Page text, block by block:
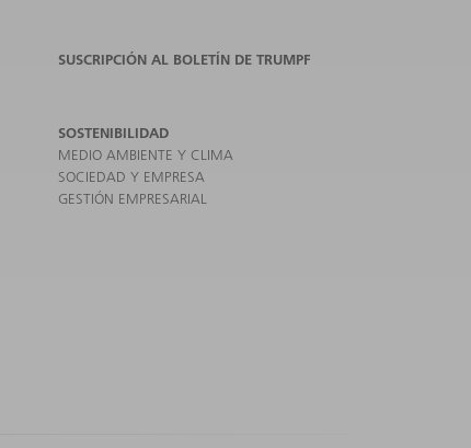
SUSCRIPCIÓN AL BOLETÍN DE TRUMPF
SOSTENIBILIDAD
MEDIO AMBIENTE Y CLIMA
SOCIEDAD Y EMPRESA
GESTIÓN EMPRESARIAL